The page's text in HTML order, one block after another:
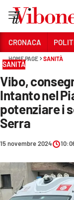
Sezioni
CRONACA
POLITICA
SANITÀ
AMBIENTE
SOCIETÀ
CULTURA
CRONACA
HOME PAGE SANITÀ
SANITÀ
Vibo,
Intanto nel
potenziare i
Serra
15 novembre 2024